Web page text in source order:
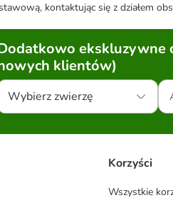
kontaktując się z działem
ekskluzywne
klientów)
Wybierz zwierzę
Korzyści
Wszystkie